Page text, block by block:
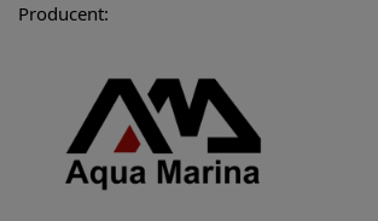
Producent: